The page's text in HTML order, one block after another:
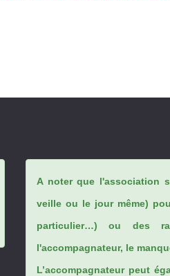
A noter que l'association
veille ou le jour même)
particulier…) ou des
l'accompagnateur, le
L’accompagnateur peut